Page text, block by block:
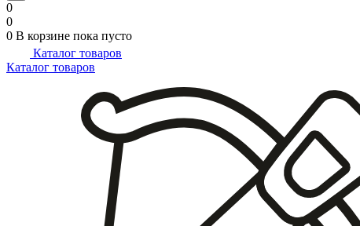
0
0
0 В корзине пока пусто
Каталог товаров
Каталог товаров